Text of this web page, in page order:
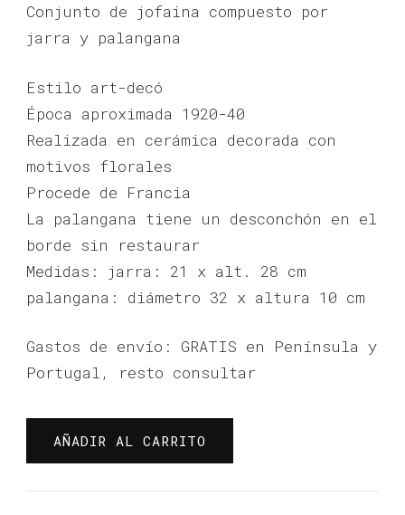
Conjunto de jofaina compuesto por
jarra y palangana
Estilo art-decó
Época aproximada 1920-40
Realizada en cerámica decorada con
motivos florales
Procede de Francia
La palangana tiene un desconchón en el
borde sin restaurar
Medidas: jarra: 21 x alt. 28 cm
palangana: diámetro 32 x altura 10 cm
Gastos de envío: GRATIS en Península y
Portugal, resto consultar
JOFAINA
cantidad
AÑADIR AL CARRITO